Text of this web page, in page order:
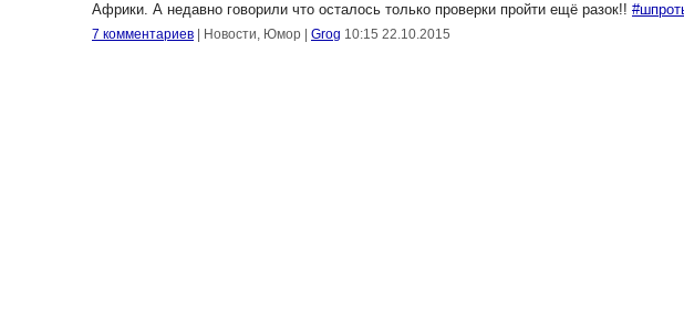
Африки. А недавно говорили что осталось только проверки пройти ещё разок!!
7 комментариев Новости, Юмор Grog 10:15 22.10.2015